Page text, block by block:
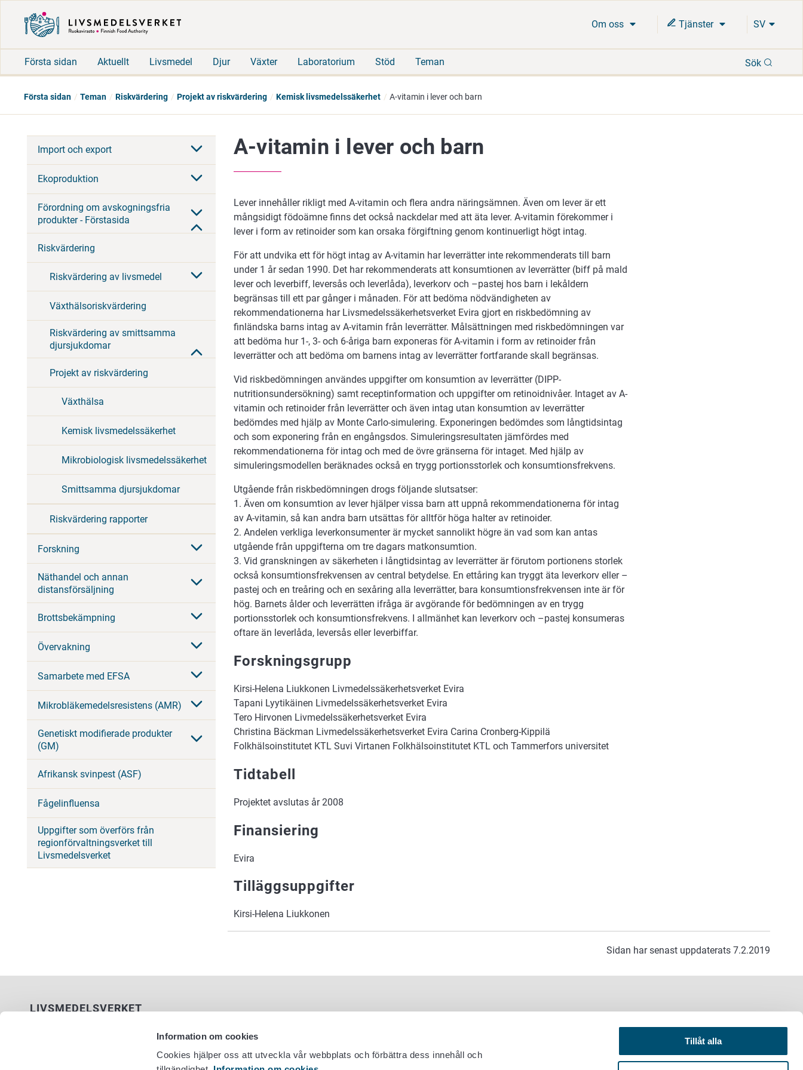
Information om cookies
Cookies hjälper oss att utveckla vår webbplats och förbättra dess innehåll och
Tillåt alla
Om oss Tjänster SV
Första sidan Aktuellt Livsmedel Djur Växter Laboratorium Stöd Teman Sök
Första sidan Teman Riskvärdering Projekt av riskvärdering Kemisk livsmedelssäkerhet A-vitamin i lever och barn
Import och export
Ekoproduktion
Förordning om avskogningsfria
produkter - Förstasida
Riskvärdering
Riskvärdering av livsmedel
Växthälsoriskvärdering
Riskvärdering av smittsamma
djursjukdomar
Projekt av riskvärdering
Växthälsa
Kemisk livsmedelssäkerhet
Mikrobiologisk livsmedelssäkerhet
Smittsamma djursjukdomar
Riskvärdering rapporter
Forskning
Näthandel och annan
distansförsäljning
Brottsbekämpning
Övervakning
Samarbete med EFSA
Mikrobläkemedelsresistens (AMR)
Genetiskt modifierade produkter
(GM)
Afrikansk svinpest (ASF)
Fågelinfluensa
Uppgifter som överförs från
regionförvaltningsverket till
Livsmedelsverket
A-vitamin i lever och barn
Lever innehåller rikligt med A-vitamin och flera andra näringsämnen. Även om lever är ett
mångsidigt födoämne finns det också nackdelar med att äta lever. A-vitamin förekommer i
lever i form av retinoider som kan orsaka förgiftning genom kontinuerligt högt intag.
För att undvika ett för högt intag av A-vitamin har leverrätter inte rekommenderats till barn
under 1 år sedan 1990. Det har rekommenderats att konsumtionen av leverrätter (biff på mald
lever och leverbiff, leversås och leverlåda), leverkorv och –pastej hos barn i lekåldern
begränsas till ett par gånger i månaden. För att bedöma nödvändigheten av
rekommendationerna har Livsmedelssäkerhetsverket Evira gjort en riskbedömning av
finländska barns intag av A-vitamin från leverrätter. Målsättningen med riskbedömningen var
att bedöma hur 1-, 3- och 6-åriga barn exponeras för A-vitamin i form av retinoider från
leverrätter och att bedöma om barnens intag av leverrätter fortfarande skall begränsas.
Vid riskbedömningen användes uppgifter om konsumtion av leverrätter (DIPP-
nutritionsundersökning) samt receptinformation och uppgifter om retinoidnivåer. Intaget av A-
vitamin och retinoider från leverrätter och även intag utan konsumtion av leverrätter
bedömdes med hjälp av Monte Carlo-simulering. Exponeringen bedömdes som långtidsintag
och som exponering från en engångsdos. Simuleringsresultaten jämfördes med
rekommendationerna för intag och med de övre gränserna för intaget. Med hjälp av
simuleringsmodellen beräknades också en trygg portionsstorlek och konsumtionsfrekvens.
Utgående från riskbedömningen drogs följande slutsatser:
1. Även om konsumtion av lever hjälper vissa barn att uppnå rekommendationerna för intag
av A-vitamin, så kan andra barn utsättas för alltför höga halter av retinoider.
2. Andelen verkliga leverkonsumenter är mycket sannolikt högre än vad som kan antas
utgående från uppgifterna om tre dagars matkonsumtion.
3. Vid granskningen av säkerheten i långtidsintag av leverrätter är förutom portionens storlek
också konsumtionsfrekvensen av central betydelse. En ettåring kan tryggt äta leverkorv eller –
pastej och en treåring och en sexåring alla leverrätter, bara konsumtionsfrekvensen inte är för
hög. Barnets ålder och leverrätten ifråga är avgörande för bedömningen av en trygg
portionsstorlek och konsumtionsfrekvens. I allmänhet kan leverkorv och –pastej konsumeras
oftare än leverlåda, leversås eller leverbiffar.
Forskningsgrupp
Kirsi-Helena Liukkonen Livmedelssäkerhetsverket Evira
Tapani Lyytikäinen Livmedelssäkerhetsverket Evira
Tero Hirvonen Livmedelssäkerhetsverket Evira
Christina Bäckman Livmedelssäkerhetsverket Evira Carina Cronberg-Kippilä
Folkhälsoinstitutet KTL Suvi Virtanen Folkhälsoinstitutet KTL och Tammerfors universitet
Tidtabell
Projektet avslutas år 2008
Finansiering
Evira
Tilläggsuppgifter
Kirsi-Helena Liukkonen
Sidan har senast uppdaterats 7.2.2019
LIVSMEDELSVERKET